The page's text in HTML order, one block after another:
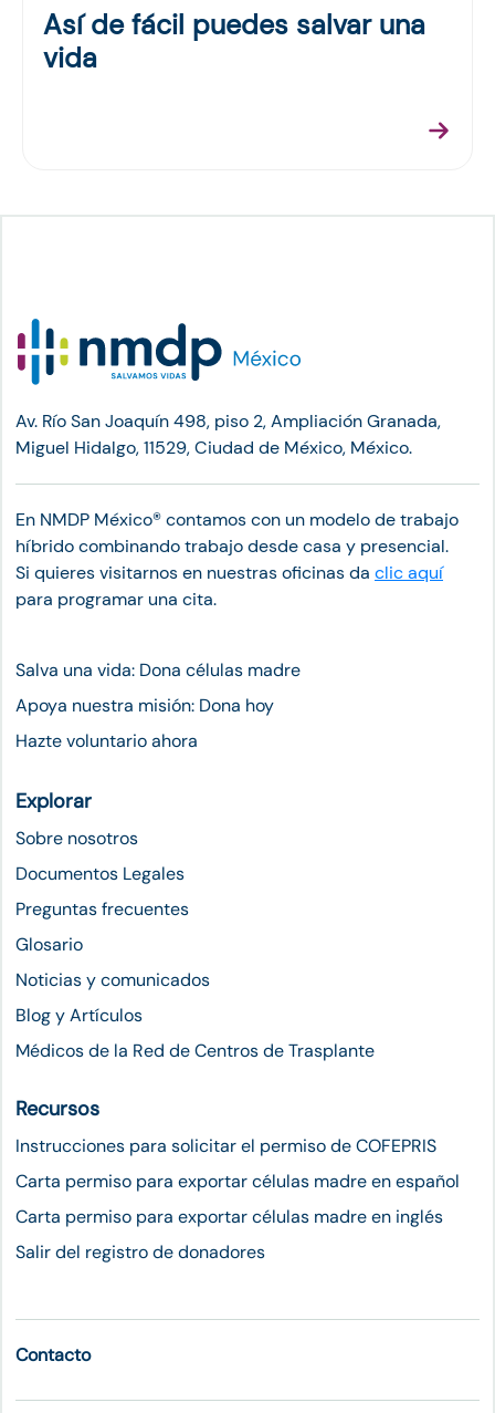
Así de fácil puedes salvar una
vida
Av. Río San Joaquín 498, piso 2, Ampliación Granada,
Miguel Hidalgo, 11529, Ciudad de México, México.
En NMDP México®︎ contamos con un modelo de trabajo
híbrido combinando trabajo desde casa y presencial.
Si quieres visitarnos en nuestras oficinas da clic aquí
para programar una cita.
Salva una vida: Dona células madre
Apoya nuestra misión: Dona hoy
Hazte voluntario ahora
Explorar
Sobre nosotros
Documentos Legales
Preguntas frecuentes
Glosario
Noticias y comunicados
Blog y Artículos
Médicos de la Red de Centros de Trasplante
Recursos
Instrucciones para solicitar el permiso de COFEPRIS
Carta permiso para exportar células madre en español
Carta permiso para exportar células madre en inglés
Salir del registro de donadores
Contacto